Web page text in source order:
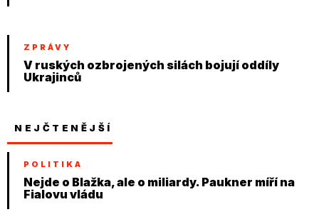
ZPRÁVY
V ruských ozbrojených silách bojují oddíly
Ukrajinců
NEJČTENĚJŠÍ
POLITIKA
Nejde o Blažka, ale o miliardy. Paukner míří na
Fialovu vládu